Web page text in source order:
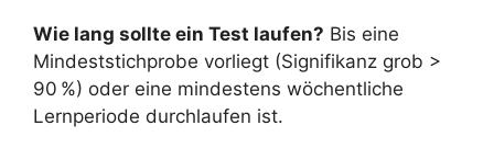
Wie lang sollte ein Test laufen? Bis eine
Mindeststichprobe vorliegt (Signifikanz grob >
90 %) oder eine mindestens wöchentliche
Lernperiode durchlaufen ist.